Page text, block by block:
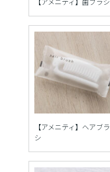
【アメニティ】ヘアブラ
シ